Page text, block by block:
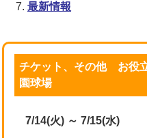
最新情報
チケット、その他 お役
園球場
7/14(火) ～ 7/15(水)